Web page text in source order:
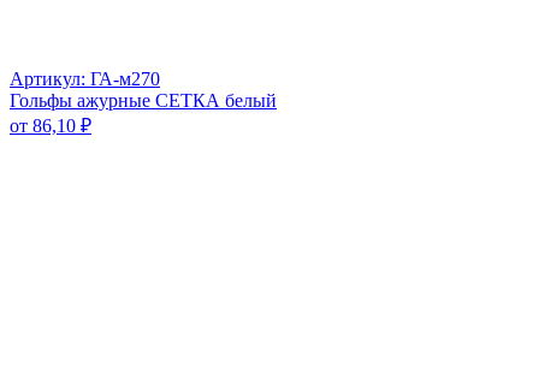
Артикул: ГА-м270
Гольфы ажурные СЕТКА белый
от 86,10 ₽